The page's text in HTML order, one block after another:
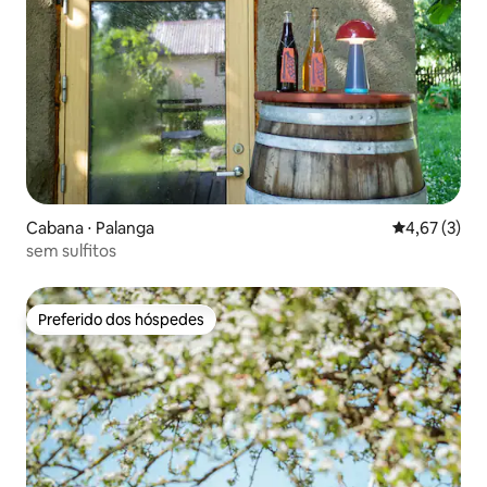
Cabana ⋅ Palanga 4,67 de
4,67 (3)
sem sulfitos
Preferido dos hóspedes
Preferido dos hóspedes